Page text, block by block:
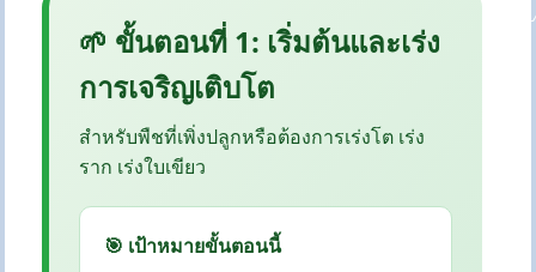
🌱 ขั้นตอนที่ 1: เริ่มต้นและเร่ง
การเจริญเติบโต
สำหรับพืชที่เพิ่งปลูกหรือต้องการเร่งโต เร่ง
ราก เร่งใบเขียว
🎯 เป้าหมายขั้นตอนนี้